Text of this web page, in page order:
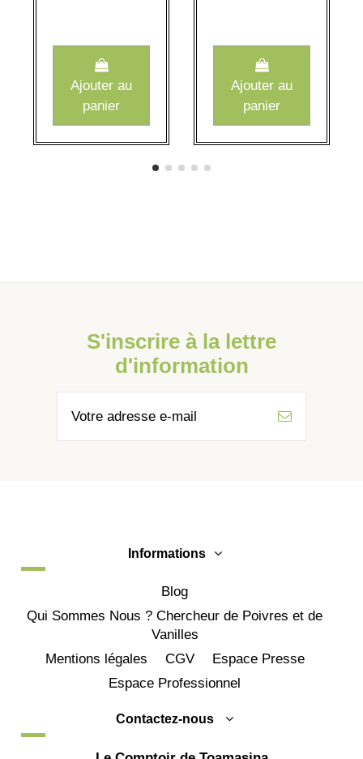
Ajouter au
panier
Ajouter au
panier
S'inscrire à la lettre
d'information
Informations
Blog
Qui Sommes Nous ? Chercheur de Poivres et de
Vanilles
Mentions légales
CGV
Espace Presse
Espace Professionnel
Contactez-nous